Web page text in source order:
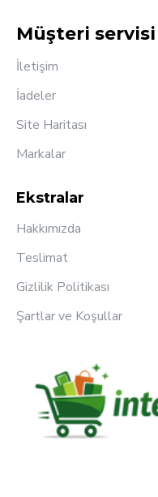
Müşteri servisi
İletişim
İadeler
Site Haritası
Markalar
Ekstralar
Hakkımızda
Teslimat
Gizlilik Politikası
Şartlar ve Koşullar